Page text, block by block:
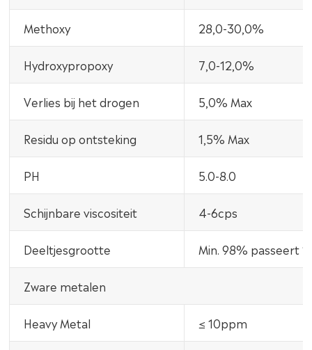
Methoxy 28,0-30,0%
Hydroxypropoxy 7,0-12,0%
Verlies bij het drogen 5,0% Max
Residu op ontsteking 1,5% Max
PH 5.0-8.0
Schijnbare viscositeit 4-6cps
Deeltjesgrootte Min. 98% passeert
Zware metalen
Heavy Metal ≤ 10ppm